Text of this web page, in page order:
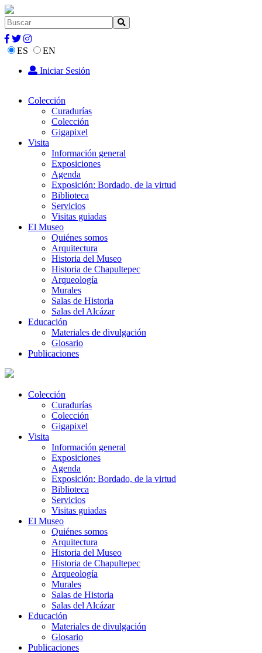
ES
EN
Iniciar Sesión
Colección
Curadurías
Colección
Gigapixel
Visita
Información general
Exposiciones
Agenda
Exposición: Bordado, de la virtud
Biblioteca
Servicios
Visitas guiadas
El Museo
Quiénes somos
Arquitectura
Historia del Museo
Historia de Chapultepec
Arqueología
Murales
Salas de Historia
Salas del Alcázar
Educación
Materiales de divulgación
Glosario
Publicaciones
Colección
Curadurías
Colección
Gigapixel
Visita
Información general
Exposiciones
Agenda
Exposición: Bordado, de la virtud
Biblioteca
Servicios
Visitas guiadas
El Museo
Quiénes somos
Arquitectura
Historia del Museo
Historia de Chapultepec
Arqueología
Murales
Salas de Historia
Salas del Alcázar
Educación
Materiales de divulgación
Glosario
Publicaciones